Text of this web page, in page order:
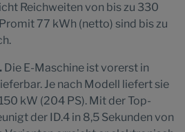
Reichweiten von bis zu 330
77 kWh (netto) sind bis zu
Die E-Maschine ist vorerst in
Je nach Modell liefert sie
kW (204 PS). Mit der Top-
der ID.4 in 8,5 Sekunden von